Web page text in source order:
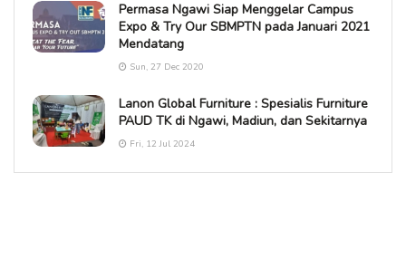
Permasa Ngawi Siap Menggelar Campus
Expo & Try Our SBMPTN pada Januari 2021
Mendatang
Sun, 27 Dec 2020
Lanon Global Furniture : Spesialis Furniture
PAUD TK di Ngawi, Madiun, dan Sekitarnya
Fri, 12 Jul 2024